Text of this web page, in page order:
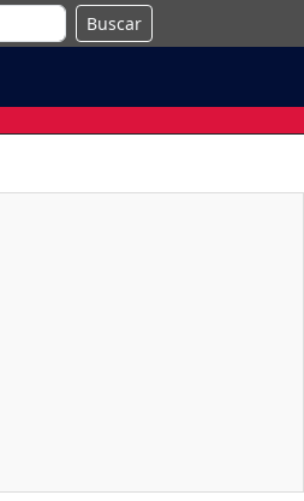
Buscar